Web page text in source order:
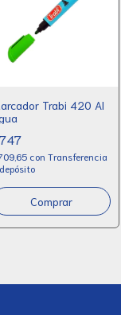
Trabi 420 Al
con Transferencia
Comprar